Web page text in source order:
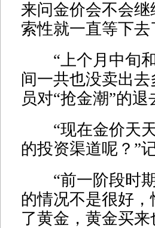
来问金价会不会
索性就一直等下
“上个月中旬和
间一共也没卖出
员对“抢金潮”的退
“现在金价天天
的投资渠道呢？”
“前一阶段时期
的情况不是很好
了黄金，黄金买